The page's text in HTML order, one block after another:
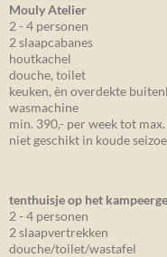
Mouly Atelier
2 - 4 personen
2 slaapcabanes
houtkachel
douche, toilet
keuken, èn overdekte
wasmachine
min. 390,- per week tot
niet geschikt in koude
tenthuisje op het
2 - 4 personen
2 slaapvertrekken
douche/toilet/wastafel